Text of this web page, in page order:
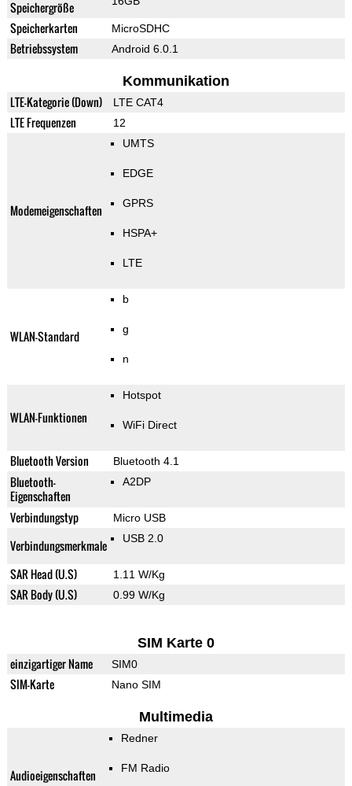
Speichergröße
Speicherkarten MicroSDHC
Betriebssystem Android 6.0.1
Kommunikation
LTE-Kategorie (Down) LTE CAT4
LTE Frequenzen 12
Modemeigenschaften
UMTS
EDGE
GPRS
HSPA+
LTE
WLAN-Standard
b
g
n
WLAN-Funktionen
Hotspot
WiFi Direct
Bluetooth Version Bluetooth 4.1
Bluetooth-
Eigenschaften
A2DP
Verbindungstyp Micro USB
Verbindungsmerkmale USB 2.0
SAR Head (U.S) 1.11 W/Kg
SAR Body (U.S) 0.99 W/Kg
SIM Karte 0
einzigartiger Name SIM0
SIM-Karte Nano SIM
Multimedia
Audioeigenschaften
Redner
FM Radio